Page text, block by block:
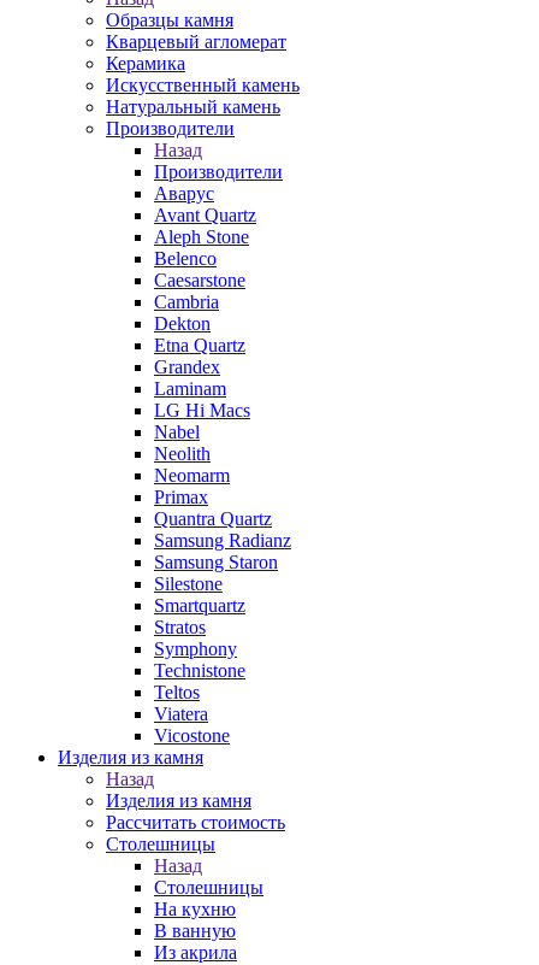
Образцы камня
Кварцевый агломерат
Керамика
Искусственный камень
Натуральный камень
Производители
Назад
Производители
Аварус
Avant Quartz
Aleph Stone
Belenco
Caesarstone
Cambria
Dekton
Etna Quartz
Grandex
Laminam
LG Hi Macs
Nabel
Neolith
Neomarm
Primax
Quantra Quartz
Samsung Radianz
Samsung Staron
Silestone
Smartquartz
Stratos
Symphony
Technistone
Teltos
Viatera
Vicostone
Изделия из камня
Назад
Изделия из камня
Рассчитать стоимость
Столешницы
Назад
Столешницы
На кухню
В ванную
Из акрила